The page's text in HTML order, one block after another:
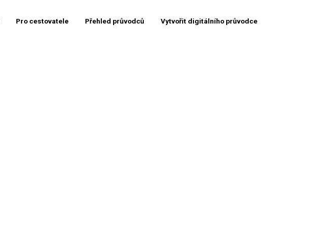
Pro cestovatele Přehled průvodců Vytvořit digitálního průvodce